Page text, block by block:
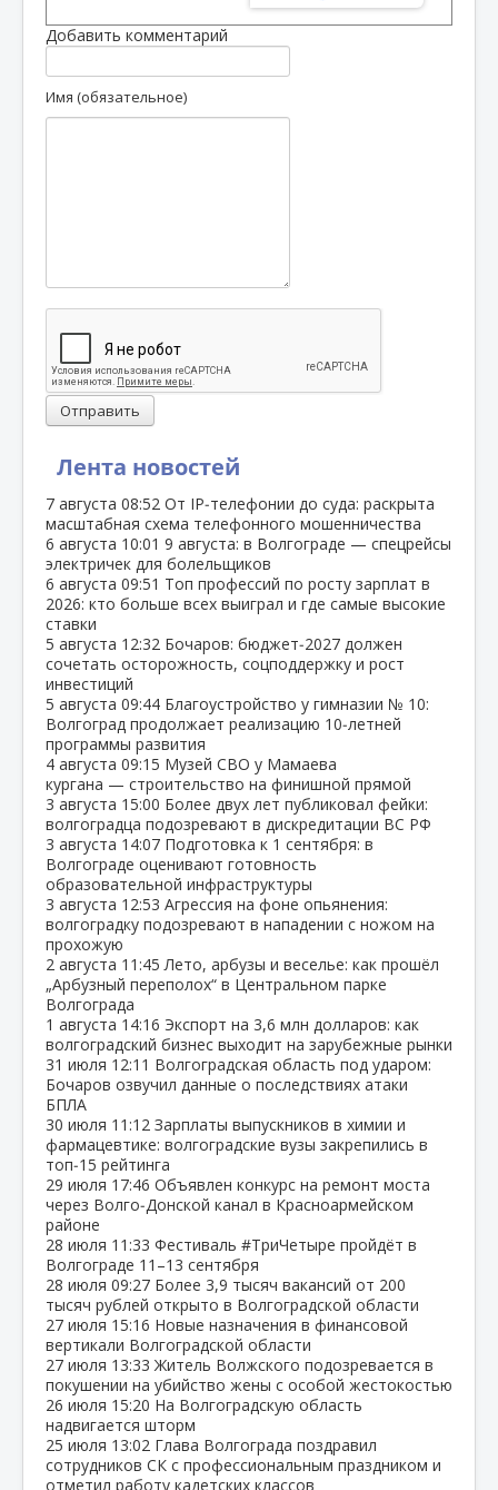
Лента новостей
7 августа 08:52 От IP‑телефонии до суда: раскрыта
масштабная схема телефонного мошенничества
6 августа 10:01 9 августа: в Волгограде — спецрейсы
электричек для болельщиков
6 августа 09:51 Топ профессий по росту зарплат в
2026: кто больше всех выиграл и где самые высокие
ставки
5 августа 12:32 Бочаров: бюджет‑2027 должен
сочетать осторожность, соцподдержку и рост
инвестиций
5 августа 09:44 Благоустройство у гимназии № 10:
Волгоград продолжает реализацию 10‑летней
программы развития
4 августа 09:15 Музей СВО у Мамаева
кургана — строительство на финишной прямой
3 августа 15:00 Более двух лет публиковал фейки:
волгоградца подозревают в дискредитации ВС РФ
3 августа 14:07 Подготовка к 1 сентября: в
Волгограде оценивают готовность
образовательной инфраструктуры
3 августа 12:53 Агрессия на фоне опьянения:
волгоградку подозревают в нападении с ножом на
прохожую
2 августа 11:45 Лето, арбузы и веселье: как прошёл
„Арбузный переполох“ в Центральном парке
Волгограда
1 августа 14:16 Экспорт на 3,6 млн долларов: как
волгоградский бизнес выходит на зарубежные рынки
31 июля 12:11 Волгоградская область под ударом:
Бочаров озвучил данные о последствиях атаки
БПЛА
30 июля 11:12 Зарплаты выпускников в химии и
фармацевтике: волгоградские вузы закрепились в
топ‑15 рейтинга
29 июля 17:46 Объявлен конкурс на ремонт моста
через Волго‑Донской канал в Красноармейском
районе
28 июля 11:33 Фестиваль #ТриЧетыре пройдёт в
Волгограде 11–13 сентября
28 июля 09:27 Более 3,9 тысяч вакансий от 200
тысяч рублей открыто в Волгоградской области
27 июля 15:16 Новые назначения в финансовой
вертикали Волгоградской области
27 июля 13:33 Житель Волжского подозревается в
покушении на убийство жены с особой жестокостью
26 июля 15:20 На Волгоградскую область
надвигается шторм
25 июля 13:02 Глава Волгограда поздравил
сотрудников СК с профессиональным праздником и
отметил работу кадетских классов
Добавить комментарий
Имя (обязательное)
Отправить